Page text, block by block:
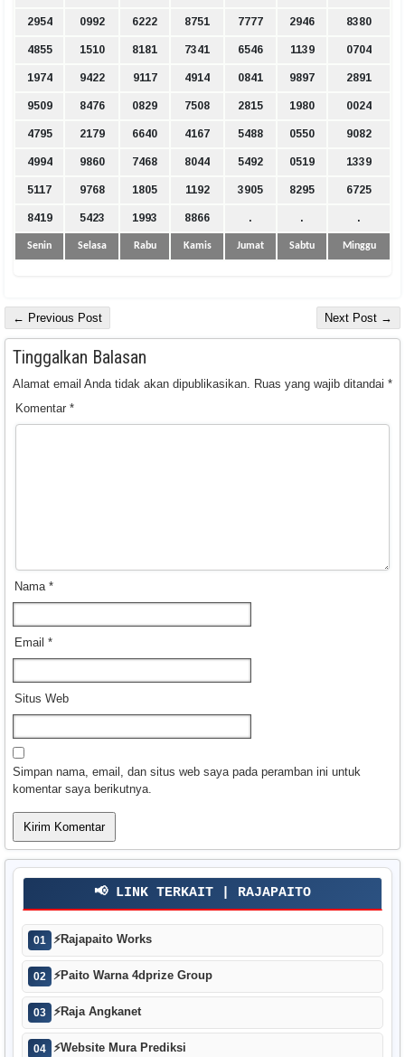
2954 0992 6222 8751 7777 2946 8380
4855 1510 8181 7341 6546 1139 0704
1974 9422 9117 4914 0841 9897 2891
9509 8476 0829 7508 2815 1980 0024
4795 2179 6640 4167 5488 0550 9082
4994 9860 7468 8044 5492 0519 1339
5117 9768 1805 1192 3905 8295 6725
8419 5423 1993 8866 . . .
Senin Selasa Rabu Kamis Jumat Sabtu Minggu
← Previous Post Next Post →
Tinggalkan Balasan
Alamat email Anda tidak akan dipublikasikan. Ruas yang wajib ditandai *
Komentar *
Nama *
Email *
Situs Web
Simpan nama, email, dan situs web saya pada peramban ini untuk
komentar saya berikutnya.
📢 LINK TERKAIT | RAJAPAITO
01 ⚡Rajapaito Works
02 ⚡Paito Warna 4dprize Group
03 ⚡Raja Angkanet
04 ⚡Website Mura Prediksi